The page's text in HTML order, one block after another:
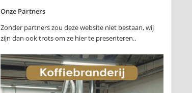
Onze Partners
Zonder partners zou deze website niet bestaan, wij
zijn dan ook trots om ze hier te presenteren..